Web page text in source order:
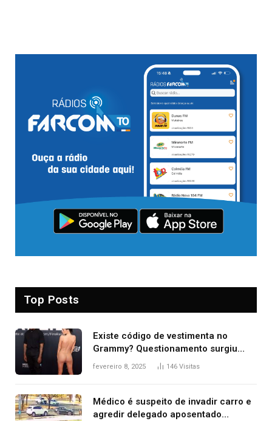
Top Posts
Existe código de vestimenta no
Grammy? Questionamento surgiu
após Bianca Censori, mulher de
fevereiro 8, 2025 146 Visitas
Médico é suspeito de invadir carro e
agredir delegado aposentado